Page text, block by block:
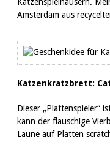
Amsterdam aus
Katzenkratzbrett:
Dieser „Plattenspieler“
kann der flauschige
Laune auf Platten